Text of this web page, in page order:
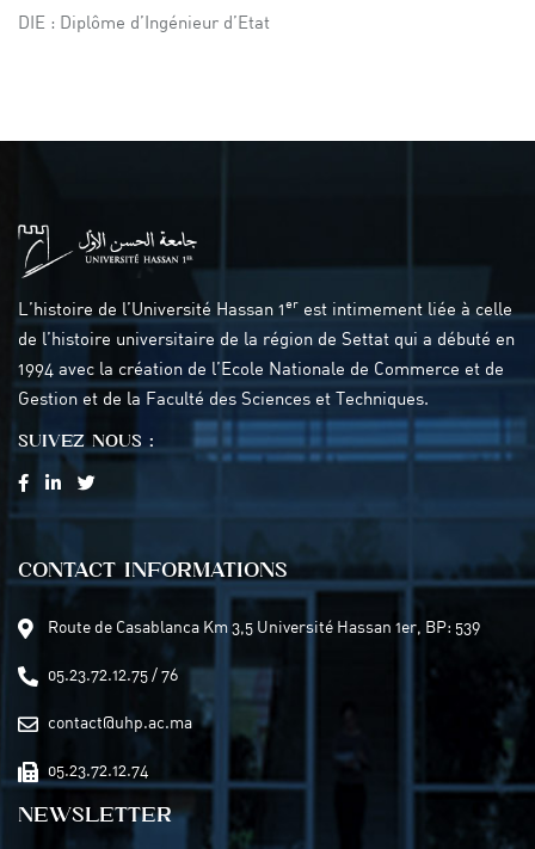
DIE : Diplôme d’Ingénieur d’Etat
L’histoire de l’Université Hassan 1er est intimement liée à celle
de l’histoire universitaire de la région de Settat qui a débuté en
1994 avec la création de l’Ecole Nationale de Commerce et de
Gestion et de la Faculté des Sciences et Techniques.
SUIVEZ NOUS :
CONTACT INFORMATIONS
Route de Casablanca Km 3,5 Université Hassan 1er, BP: 539
05.23.72.12.75 / 76
contact@uhp.ac.ma
05.23.72.12.74
NEWSLETTER